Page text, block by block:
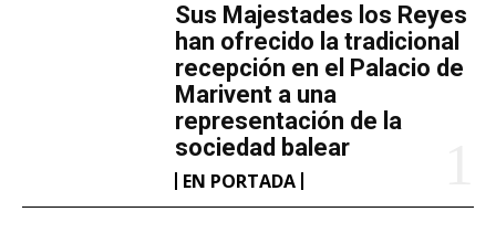
​Sus Majestades los Reyes
han ofrecido la tradicional
recepción en el Palacio de
Marivent​ a una
representación de la
sociedad balear
EN PORTADA